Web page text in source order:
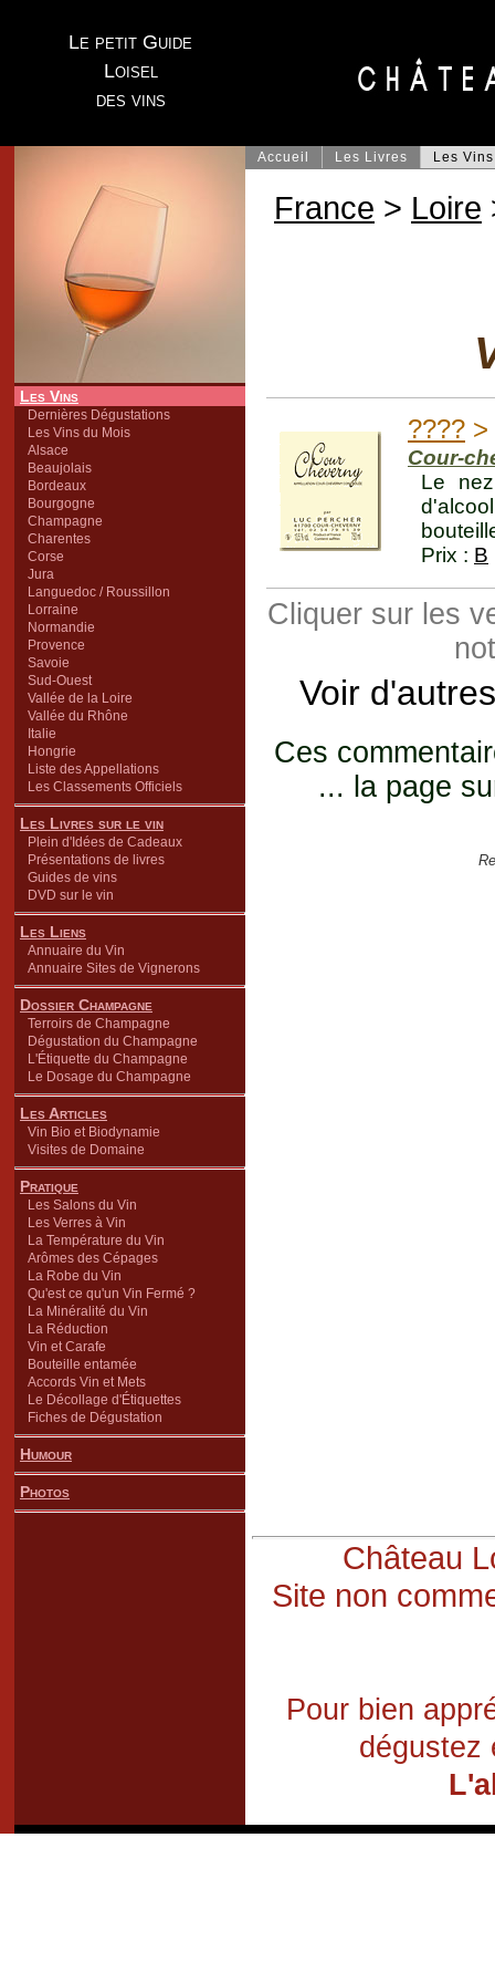
Le petit Guide
Loisel
des vins
Les Vins
Dernières Dégustations
Les Vins du Mois
Alsace
Beaujolais
Bordeaux
Bourgogne
Champagne
Charentes
Corse
Jura
Languedoc / Roussillon
Lorraine
Normandie
Provence
Savoie
Sud-Ouest
Vallée de la Loire
Vallée du Rhône
Italie
Hongrie
Liste des Appellations
Les Classements Officiels
Les Livres sur le vin
Plein d'Idées de Cadeaux
Présentations de livres
Guides de vins
DVD sur le vin
Les Liens
Annuaire du Vin
Annuaire Sites de Vignerons
Dossier Champagne
Terroirs de Champagne
Dégustation du Champagne
L'Étiquette du Champagne
Le Dosage du Champagne
Les Articles
Vin Bio et Biodynamie
Visites de Domaine
Pratique
Les Salons du Vin
Les Verres à Vin
La Température du Vin
Arômes des Cépages
La Robe du Vin
Qu'est ce qu'un Vin Fermé ?
La Minéralité du Vin
La Réduction
Vin et Carafe
Bouteille entamée
Accords Vin et Mets
Le Décollage d'Étiquettes
Fiches de Dégustation
Humour
Photos
Accueil Les Livres Les Vins
France > Loire
???? >
Cour-
Le
Prix : B
Cliquer sur les
Voir
Ces
... la page
Château
Site non
Pour bien
dégustez